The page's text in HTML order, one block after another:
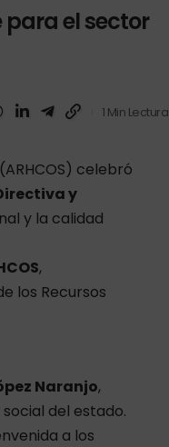
para el sector
1 Min Lectura
(ARHCOS) celebró
y
y la calidad
,
los Recursos
Naranjo,
del estado.
a los